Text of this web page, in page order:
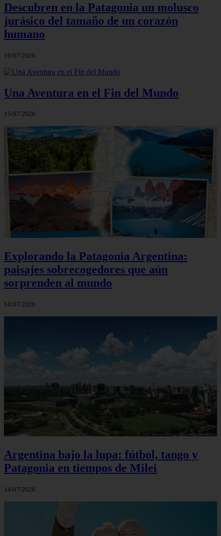
Descubren en la Patagonia un molusco
jurásico del tamaño de un corazón
humano
16/07/2026
Una Aventura en el Fin del Mundo
15/07/2026
Explorando la Patagonia Argentina:
paisajes sobrecogedores que aún
sorprenden al mundo
14/07/2026
Argentina bajo la lupa: fútbol, tango y
Patagonia en tiempos de Milei
14/07/2026